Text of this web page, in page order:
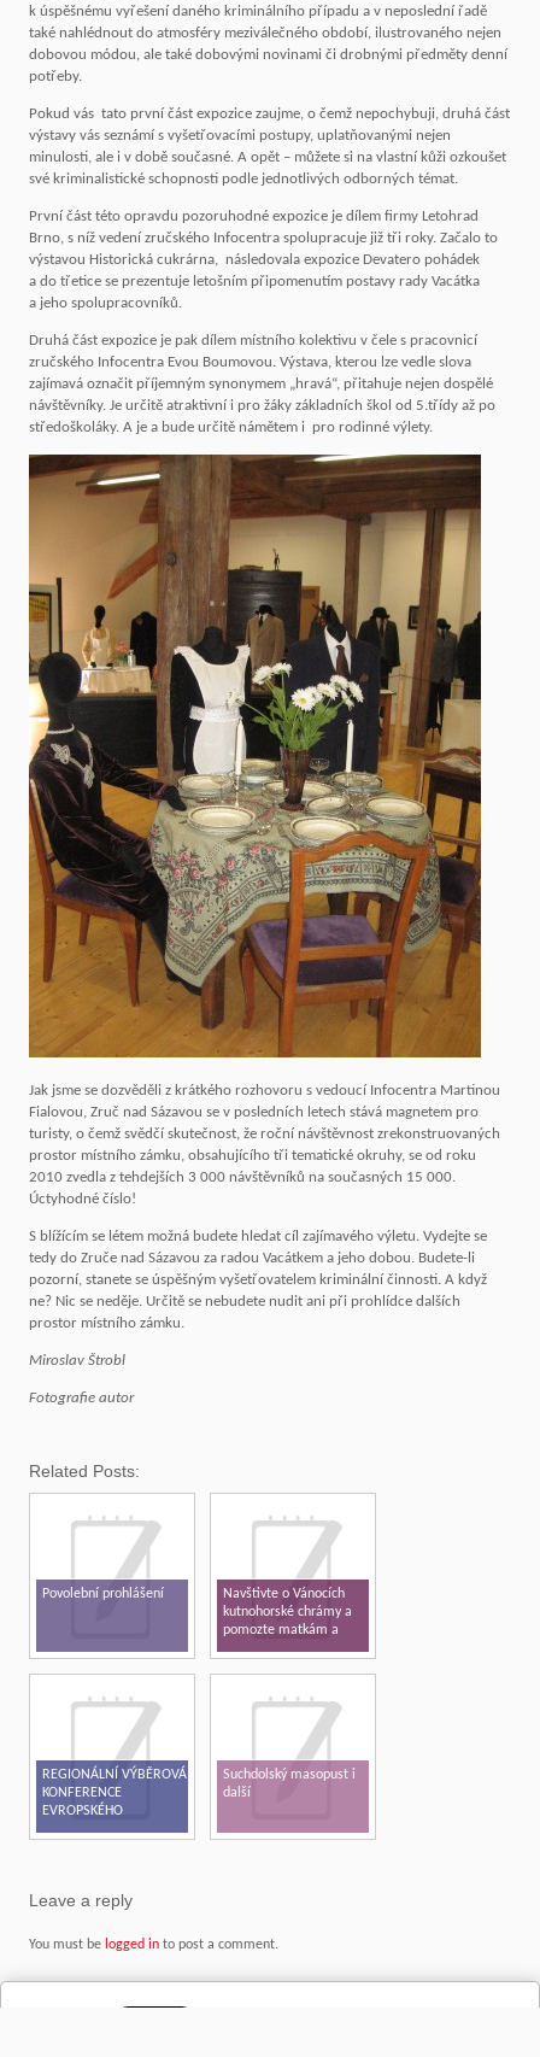
k úspěšnému vyřešení daného kriminálního případu a v neposlední řadě
také nahlédnout do atmosféry meziválečného období, ilustrovaného nejen
dobovou módou, ale také dobovými novinami či drobnými předměty denní
potřeby.
Pokud vás tato první část expozice zaujme, o čemž nepochybuji, druhá část
výstavy vás seznámí s vyšetřovacími postupy, uplatňovanými nejen
minulosti, ale i v době současné. A opět – můžete si na vlastní kůži ozkoušet
své kriminalistické schopnosti podle jednotlivých odborných témat.
První část této opravdu pozoruhodné expozice je dílem firmy Letohrad
Brno, s níž vedení zručského Infocentra spolupracuje již tři roky. Začalo to
výstavou Historická cukrárna, následovala expozice Devatero pohádek
a do třetice se prezentuje letošním připomenutím postavy rady Vacátka
a jeho spolupracovníků.
Druhá část expozice je pak dílem místního kolektivu v čele s pracovnicí
zručského Infocentra Evou Boumovou. Výstava, kterou lze vedle slova
zajímavá označit příjemným synonymem „hravá“, přitahuje nejen dospělé
návštěvníky. Je určitě atraktivní i pro žáky základních škol od 5.třídy až po
středoškoláky. A je a bude určitě námětem i pro rodinné výlety.
Jak jsme se dozvěděli z krátkého rozhovoru s vedoucí Infocentra Martinou
Fialovou, Zruč nad Sázavou se v posledních letech stává magnetem pro
turisty, o čemž svědčí skutečnost, že roční návštěvnost zrekonstruovaných
prostor místního zámku, obsahujícího tři tematické okruhy, se od roku
2010 zvedla z tehdejších 3 000 návštěvníků na současných 15 000.
Úctyhodné číslo!
S blížícím se létem možná budete hledat cíl zajímavého výletu. Vydejte se
tedy do Zruče nad Sázavou za radou Vacátkem a jeho dobou. Budete-li
pozorní, stanete se úspěšným vyšetřovatelem kriminální činnosti. A když
ne? Nic se neděje. Určitě se nebudete nudit ani při prohlídce dalších
prostor místního zámku.
Miroslav Štrobl
Fotografie autor
Related Posts:
Povolební prohlášení
Navštivte o Vánocích
kutnohorské chrámy a
pomozte matkám a
dětem v tísni
REGIONÁLNÍ VÝBĚROVÁ
KONFERENCE
EVROPSKÉHO
PARLAMENTU V ČR –
Suchdolský masopust i
další
Leave a reply
You must be logged into post a comment.